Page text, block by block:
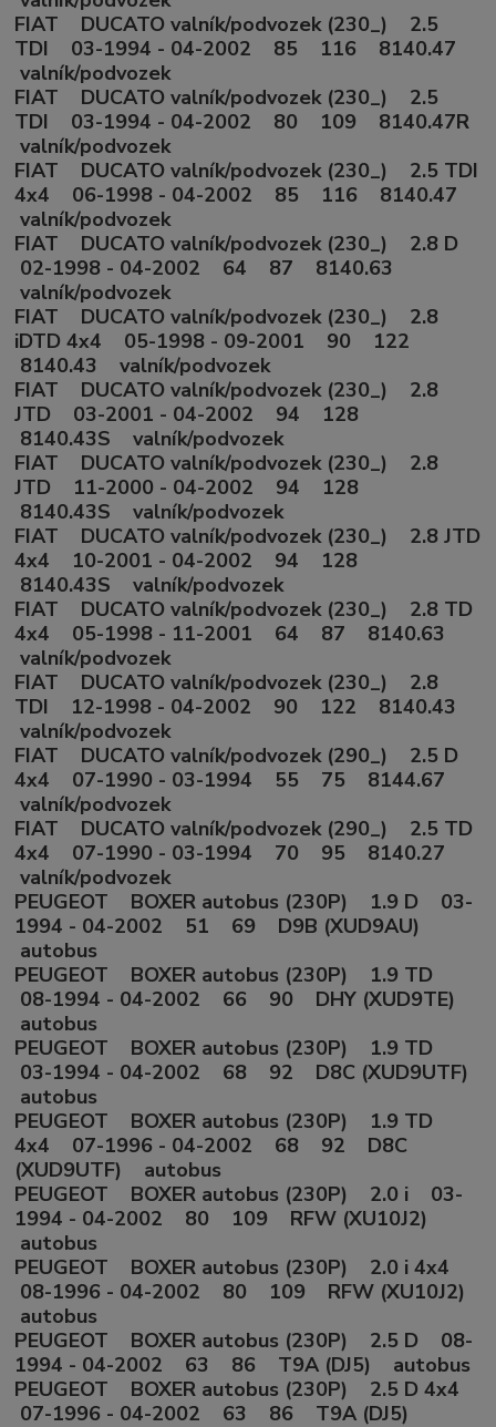
FIAT DUCATO valník/podvozek (230_) 2.5
TDI 03-1994 - 04-2002 85 116 8140.47
valník/podvozek
FIAT DUCATO valník/podvozek (230_) 2.5
TDI 03-1994 - 04-2002 80 109 8140.47R
valník/podvozek
FIAT DUCATO valník/podvozek (230_) 2.5 TDI
4x4 06-1998 - 04-2002 85 116 8140.47
valník/podvozek
FIAT DUCATO valník/podvozek (230_) 2.8 D
02-1998 - 04-2002 64 87 8140.63
valník/podvozek
FIAT DUCATO valník/podvozek (230_) 2.8
iDTD 4x4 05-1998 - 09-2001 90 122
8140.43 valník/podvozek
FIAT DUCATO valník/podvozek (230_) 2.8
JTD 03-2001 - 04-2002 94 128
8140.43S valník/podvozek
FIAT DUCATO valník/podvozek (230_) 2.8
JTD 11-2000 - 04-2002 94 128
8140.43S valník/podvozek
FIAT DUCATO valník/podvozek (230_) 2.8 JTD
4x4 10-2001 - 04-2002 94 128
8140.43S valník/podvozek
FIAT DUCATO valník/podvozek (230_) 2.8 TD
4x4 05-1998 - 11-2001 64 87 8140.63
valník/podvozek
FIAT DUCATO valník/podvozek (230_) 2.8
TDI 12-1998 - 04-2002 90 122 8140.43
valník/podvozek
FIAT DUCATO valník/podvozek (290_) 2.5 D
4x4 07-1990 - 03-1994 55 75 8144.67
valník/podvozek
FIAT DUCATO valník/podvozek (290_) 2.5 TD
4x4 07-1990 - 03-1994 70 95 8140.27
valník/podvozek
PEUGEOT BOXER autobus (230P) 1.9 D 03-
1994 - 04-2002 51 69 D9B (XUD9AU)
autobus
PEUGEOT BOXER autobus (230P) 1.9 TD
08-1994 - 04-2002 66 90 DHY (XUD9TE)
autobus
PEUGEOT BOXER autobus (230P) 1.9 TD
03-1994 - 04-2002 68 92 D8C (XUD9UTF)
autobus
PEUGEOT BOXER autobus (230P) 1.9 TD
4x4 07-1996 - 04-2002 68 92 D8C
(XUD9UTF) autobus
PEUGEOT BOXER autobus (230P) 2.0 i 03-
1994 - 04-2002 80 109 RFW (XU10J2)
autobus
PEUGEOT BOXER autobus (230P) 2.0 i 4x4
08-1996 - 04-2002 80 109 RFW (XU10J2)
autobus
PEUGEOT BOXER autobus (230P) 2.5 D 08-
1994 - 04-2002 63 86 T9A (DJ5) autobus
PEUGEOT BOXER autobus (230P) 2.5 D 4x4
07-1996 - 04-2002 63 86 T9A (DJ5)